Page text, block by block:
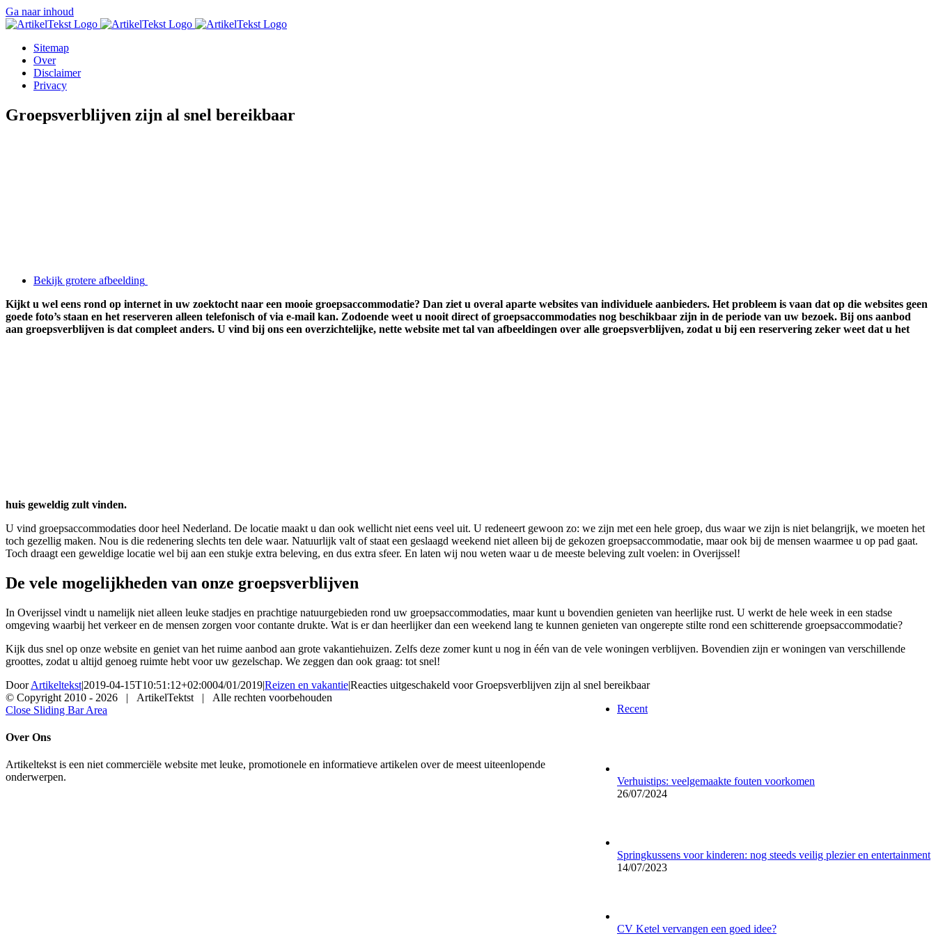
Ga naar inhoud
Sitemap
Over
Disclaimer
Privacy
Groepsverblijven zijn al snel bereikbaar
Bekijk grotere afbeelding
Kijkt u wel eens rond op internet in uw zoektocht naar een mooie groepsaccommodatie? Dan ziet u overal aparte websites van individuele aanbieders. Het probleem is vaan dat op die websites geen
goede foto’s staan en het reserveren alleen telefonisch of via e-mail kan. Zodoende weet u nooit direct of groepsaccommodaties nog beschikbaar zijn in de periode van uw bezoek. Bij ons aanbod
aan groepsverblijven is dat compleet anders. U vind bij ons een overzichtelijke, nette website met tal van afbeeldingen over alle groepsverblijven, zodat u bij een reservering zeker weet dat u het
huis geweldig zult vinden.
U vind groepsaccommodaties door heel Nederland. De locatie maakt u dan ook wellicht niet eens veel uit. U redeneert gewoon zo: we zijn met een hele groep, dus waar we zijn is niet belangrijk, we moeten het
toch gezellig maken. Nou is die redenering slechts ten dele waar. Natuurlijk valt of staat een geslaagd weekend niet alleen bij de gekozen groepsaccommodatie, maar ook bij de mensen waarmee u op pad gaat.
Toch draagt een geweldige locatie wel bij aan een stukje extra beleving, en dus extra sfeer. En laten wij nou weten waar u de meeste beleving zult voelen: in Overijssel!
De vele mogelijkheden van onze groepsverblijven
In Overijssel vindt u namelijk niet alleen leuke stadjes en prachtige natuurgebieden rond uw groepsaccommodaties, maar kunt u bovendien genieten van heerlijke rust. U werkt de hele week in een stadse
omgeving waarbij het verkeer en de mensen zorgen voor contante drukte. Wat is er dan heerlijker dan een weekend lang te kunnen genieten van ongerepte stilte rond een schitterende groepsaccommodatie?
Kijk dus snel op onze website en geniet van het ruime aanbod aan grote vakantiehuizen. Zelfs deze zomer kunt u nog in één van de vele woningen verblijven. Bovendien zijn er woningen van verschillende
groottes, zodat u altijd genoeg ruimte hebt voor uw gezelschap. We zeggen dan ook graag: tot snel!
DoorArtikeltekst|2019-04-15T10:51:12+02:0004/01/2019|Reizen en vakantie|Reacties uitgeschakeld voor Groepsverblijven zijn al snel bereikbaar
Recent
Verhuistips: veelgemaakte fouten voorkomen
26/07/2024
Springkussens voor kinderen: nog steeds veilig plezier en entertainment
14/07/2023
CV Ketel vervangen een goed idee?
© Copyright 2010 - 2026 | ArtikelTektst | Alle rechten voorbehouden
Close Sliding Bar Area
Over Ons
Artikeltekst is een niet commerciële website met leuke, promotionele en informatieve artikelen over de meest uiteenlopende
onderwerpen.